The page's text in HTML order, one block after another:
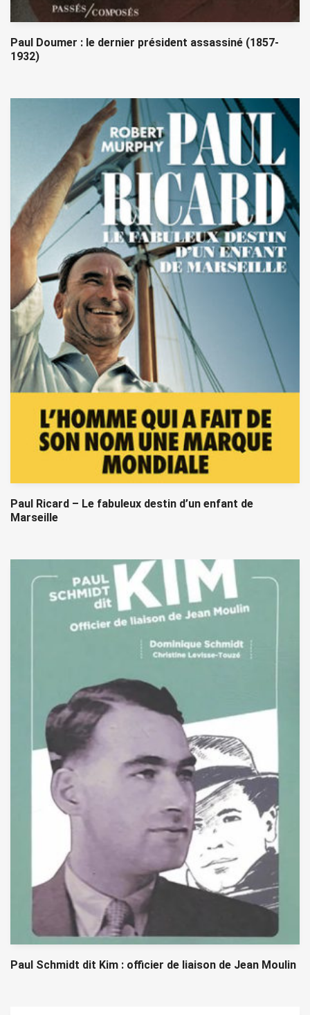
Paul Doumer : le dernier président assassiné (1857-
1932)
Paul Ricard – Le fabuleux destin d’un enfant de
Marseille
Paul Schmidt dit Kim : officier de liaison de Jean Moulin